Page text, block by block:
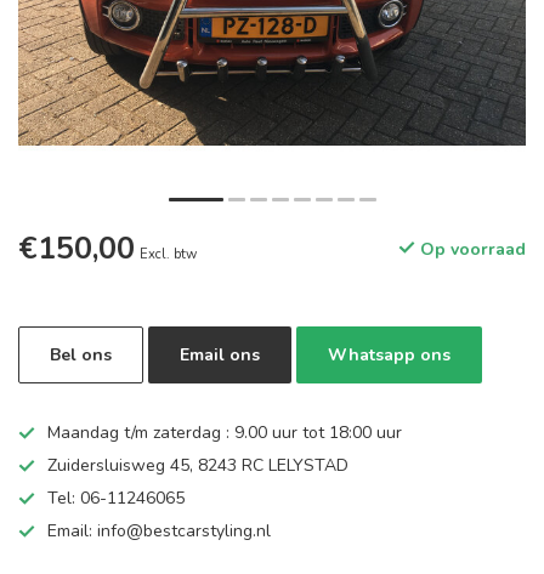
€150,00 Excl. btw Op voorraad
Bel ons Email ons Whatsapp ons
Maandag t/m zaterdag : 9.00 uur tot 18:00 uur
Zuidersluisweg 45, 8243 RC LELYSTAD
Tel: 06-11246065
Email: info@bestcarstyling.nl